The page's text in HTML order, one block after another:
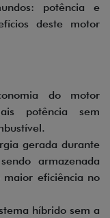
potência e
deste motor
do motor
potência sem
gerada durante
armazenada
eficiência no
híbrido sem a